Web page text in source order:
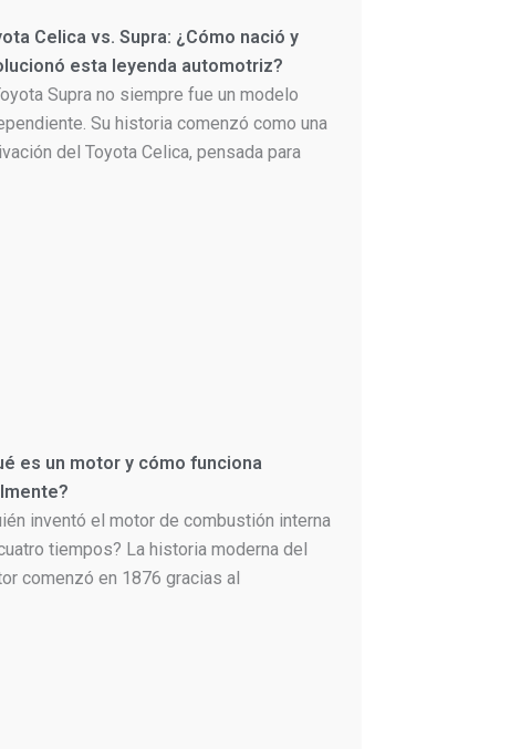
Celica vs. Supra: ¿Cómo nació y
esta leyenda automotriz?
Supra no siempre fue un modelo
Su historia comenzó como una
del Toyota Celica, pensada para
es un motor y cómo funciona
inventó el motor de combustión interna
tiempos? La historia moderna del
comenzó en 1876 gracias al